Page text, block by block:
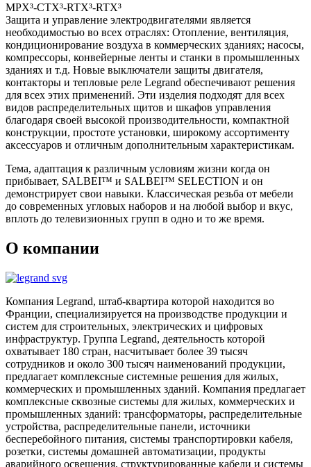
MPX³-CTX³-RTX³-RTX³
Защита и управление электродвигателями является
необходимостью во всех отраслях: Отопление, вентиляция,
кондиционирование воздуха в коммерческих зданиях; насосы,
компрессоры, конвейерные ленты и станки в промышленных
зданиях и т.д. Новые выключатели защиты двигателя,
контакторы и тепловые реле Legrand обеспечивают решения
для всех этих применений. Эти изделия подходят для всех
видов распределительных щитов и шкафов управления
благодаря своей высокой производительности, компактной
конструкции, простоте установки, широкому ассортименту
аксессуаров и отличным дополнительным характеристикам.
Тема, адаптация к различным условиям жизни когда он
прибывает, SALBEI™ и SALBEI™ SELECTION и он
демонстрирует свои навыки. Классическая резьба от мебели
до современных угловых наборов и на любой выбор и вкус,
вплоть до телевизионных групп в одно и то же время.
О компании
Компания Legrand, штаб-квартира которой находится во
Франции, специализируется на производстве продукции и
систем для строительных, электрических и цифровых
инфраструктур. Группа Legrand, деятельность которой
охватывает 180 стран, насчитывает более 39 тысяч
сотрудников и около 300 тысяч наименований продукции,
предлагает комплексные системные решения для жилых,
коммерческих и промышленных зданий. Компания предлагает
комплексные сквозные системы для жилых, коммерческих и
промышленных зданий: трансформаторы, распределительные
устройства, распределительные панели, источники
бесперебойного питания, системы транспортировки кабеля,
розетки, системы домашней автоматизации, продукты
аварийного освещения, структурированные кабели и системы